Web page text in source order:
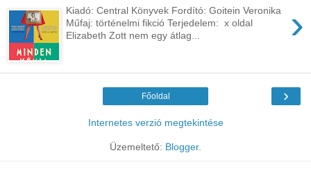
›
Kiadó: Central Könyvek Fordító: Goitein Veronika
Műfaj: történelmi fikció Terjedelem: x oldal
Elizabeth ​Zott nem egy átlag...
›
Főoldal
Internetes verzió megtekintése
Üzemeltető: Blogger.